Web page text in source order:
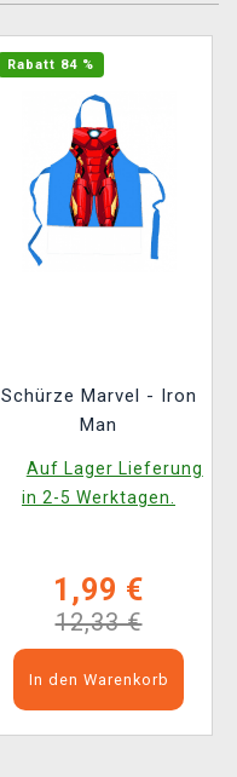
Rabatt 84 %
Schürze Marvel - Iron
Man
Auf Lager Lieferung
in 2-5 Werktagen.
1,99 €
12,33 €
In den Warenkorb